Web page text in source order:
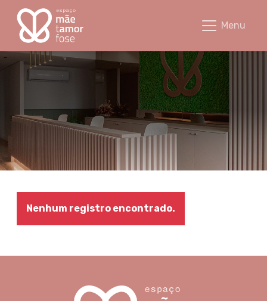
Equipe - Espaço Mãetamorfose
Menu
Nenhum registro encontrado.